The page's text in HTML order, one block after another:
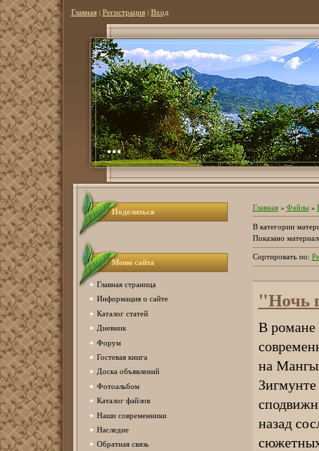
Главная| Регистрация| Вход
...
Поделиться
Меню сайта
Главная страница
Информация о сайте
Каталог статей
Дневник
Форум
Гостевая книга
Доска объявлений
Фотоальбом
Каталог файлов
Наши современники
Наследие
Обратная связь
Главная» Файлы»
В категории
Показано
Сортировать по:
"Ночь
В романе
на
назад